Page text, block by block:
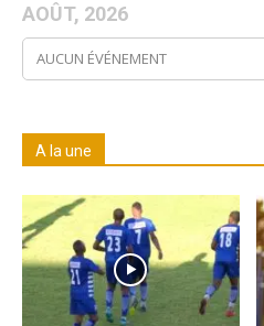
AOÛT, 2026
AUCUN ÉVÉNEMENT
A la une